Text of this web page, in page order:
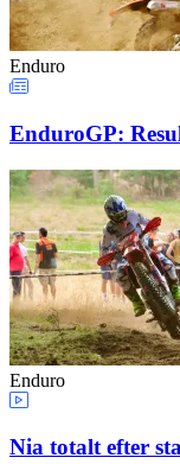
Enduro
EnduroGP:
Enduro
Nia totalt efter